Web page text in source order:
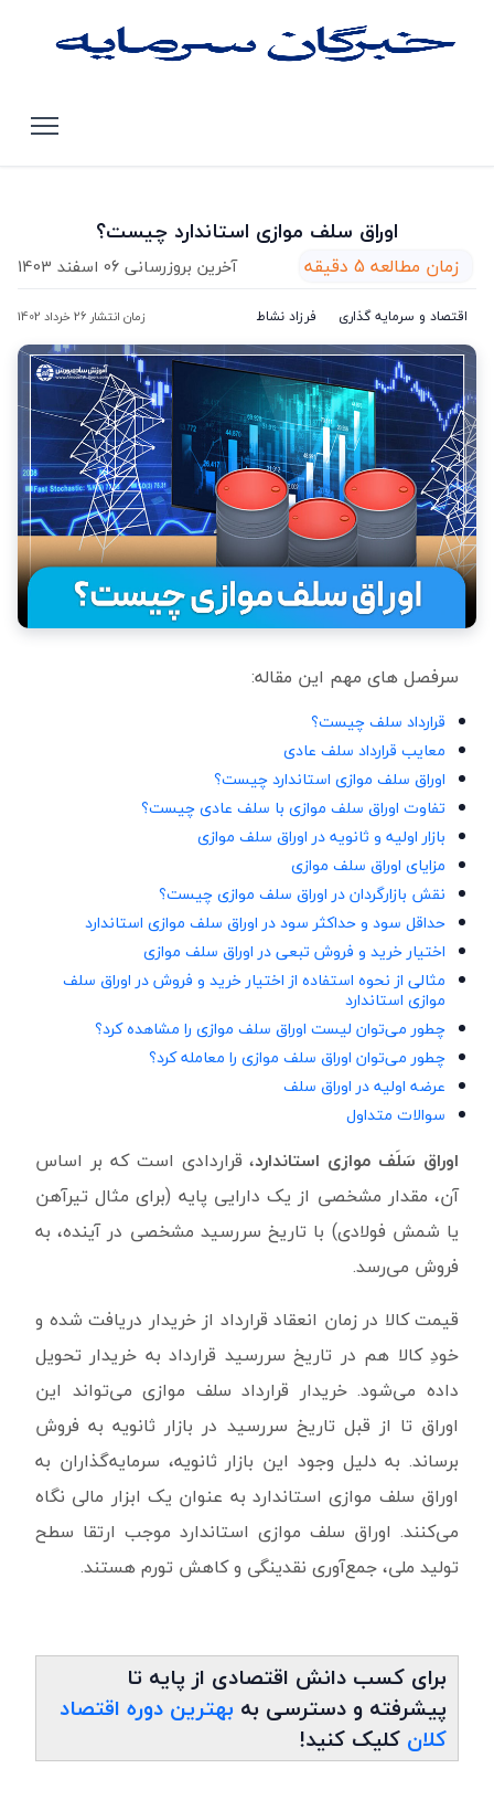
اوراق سلف موازی استاندارد چیست؟
اوراق سلف موازی استاندارد چیست؟
زمان مطالعه 5 دقیقه آخرین بروزرسانی 06 اسفند 1403
اقتصاد و سرمایه گذاری فرزاد نشاط زمان انتشار 26 خرداد 1402
سرفصل های مهم این مقاله:
قرارداد سلف چیست؟
معایب قرارداد سلف عادی
اوراق سلف موازی استاندارد چیست؟
تفاوت اوراق سلف موازی با سلف عادی چیست؟
بازار اولیه و ثانویه در اوراق سلف موازی
مزایای اوراق سلف موازی
نقش بازارگردان در اوراق سلف موازی چیست؟
حداقل سود و حداکثر سود در اوراق سلف موازی استاندارد
اختیار خرید و فروش تبعی در اوراق سلف موازی
مثالی از نحوه استفاده از اختیار خرید و فروش در اوراق سلف
موازی استاندارد
چطور می‌توان لیست اوراق سلف موازی را مشاهده کرد؟
چطور می‌توان اوراق سلف موازی را معامله کرد؟
عرضه اولیه در اوراق سلف
سوالات متداول
اوراق سَلَف موازی استاندارد، قراردادی است که بر اساس
آن، مقدار مشخصی از یک دارایی پایه (برای مثال تیرآهن
یا شمش فولادی) با تاریخ سررسید مشخصی در آینده، به
فروش می‌رسد.
قیمت کالا در زمان انعقاد قرارداد از خریدار دریافت شده و
خودِ کالا هم در تاریخ سررسید قرارداد به خریدار تحویل
داده می‌شود. خریدار قرارداد سلف موازی می‌تواند این
اوراق تا از قبل تاریخ سررسید در بازار ثانویه به فروش
برساند. به دلیل وجود این بازار ثانویه، سرمایه‌گذاران به
اوراق سلف موازی استاندارد به عنوان یک ابزار مالی نگاه
می‌کنند. اوراق سلف موازی استاندارد موجب ارتقا سطح
تولید ملی، جمع‌آوری نقدینگی و کاهش تورم هستند.
برای کسب دانش اقتصادی از پایه تا
پیشرفته و دسترسی به بهترین دوره اقتصاد
کلان کلیک کنید!